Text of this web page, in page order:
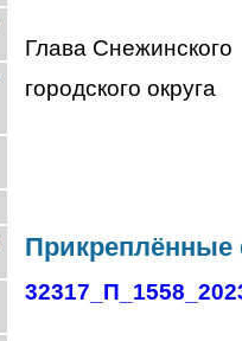
Глава Снежинского